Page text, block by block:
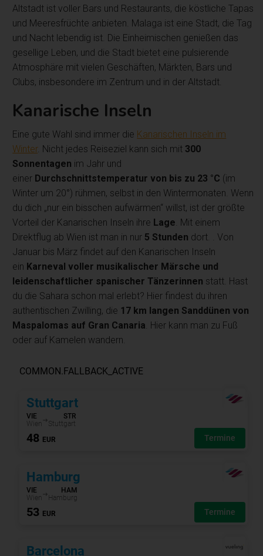
Altstadt ist voller Bars und Restaurants, die köstliche Tapas
und Meeresfrüchte anbieten. Malaga ist eine Stadt, die Tag
und Nacht lebendig ist. Die Einheimischen genießen das
gesellige Leben, und die Stadt bietet eine pulsierende
Atmosphäre mit vielen Geschäften, Märkten, Bars und
Clubs, insbesondere im Zentrum und in der Altstadt.
Kanarische Inseln
Eine gute Wahl sind immer die Kanarischen Inseln im
Winter. Nicht jedes Reiseziel kann sich mit 300
Sonnentagen im Jahr und
einer Durchschnittstemperatur von bis zu 23 °C (im
Winter um 20°) rühmen, selbst in den Wintermonaten. Wenn
du dich „nur ein bisschen aufwärmen“ willst, ist der größte
Vorteil der Kanarischen Inseln ihre Lage . Mit einem
Direktflug ab Wien ist man in nur 5 Stunden dort. . Von
Januar bis März findet auf den Kanarischen Inseln
ein Karneval voller musikalischer Märsche und
leidenschaftlicher spanischer Tänzerinnen statt. Hast
du die Sahara schon mal erlebt? Hier findest du ihren
authentischen Zwilling, die 17 km langen Sanddünen von
Maspalomas auf Gran Canaria . Hier kann man zu Fuß
oder auf Kamelen wandern.